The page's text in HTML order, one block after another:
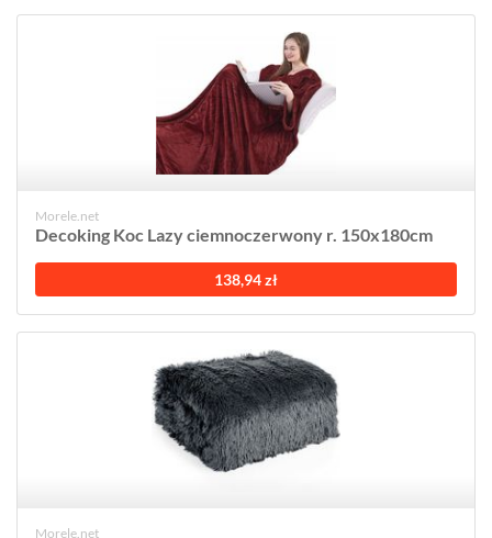
Morele.net
Decoking Koc Lazy ciemnoczerwony r. 150x180cm
138,94 zł
Morele.net